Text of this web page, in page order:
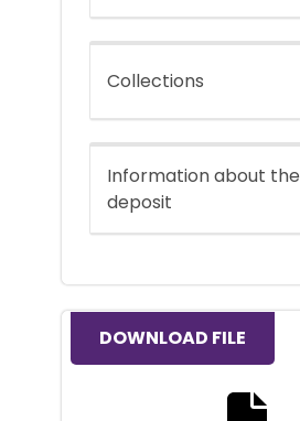
Collections
Information about the
deposit
DOWNLOAD FILE